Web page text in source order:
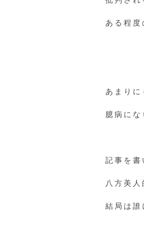
ある程度
あまりに
臆病にな
記事を書
八方美
結局は誰